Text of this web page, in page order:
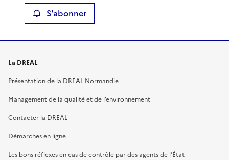
S'abonner
La DREAL
Présentation de la DREAL Normandie
Management de la qualité et de l’environnement
Contacter la DREAL
Démarches en ligne
Les bons réflexes en cas de contrôle par des agents de l’État